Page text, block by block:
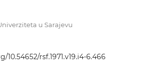
u Sarajevu
10.54652/rsf.1971.v19.i4-6.466